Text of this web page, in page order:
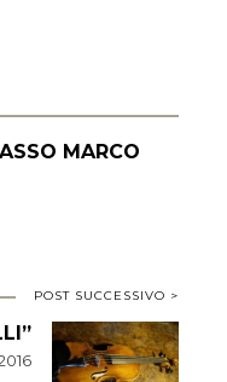
MARCO
POST SUCCESSIVO >